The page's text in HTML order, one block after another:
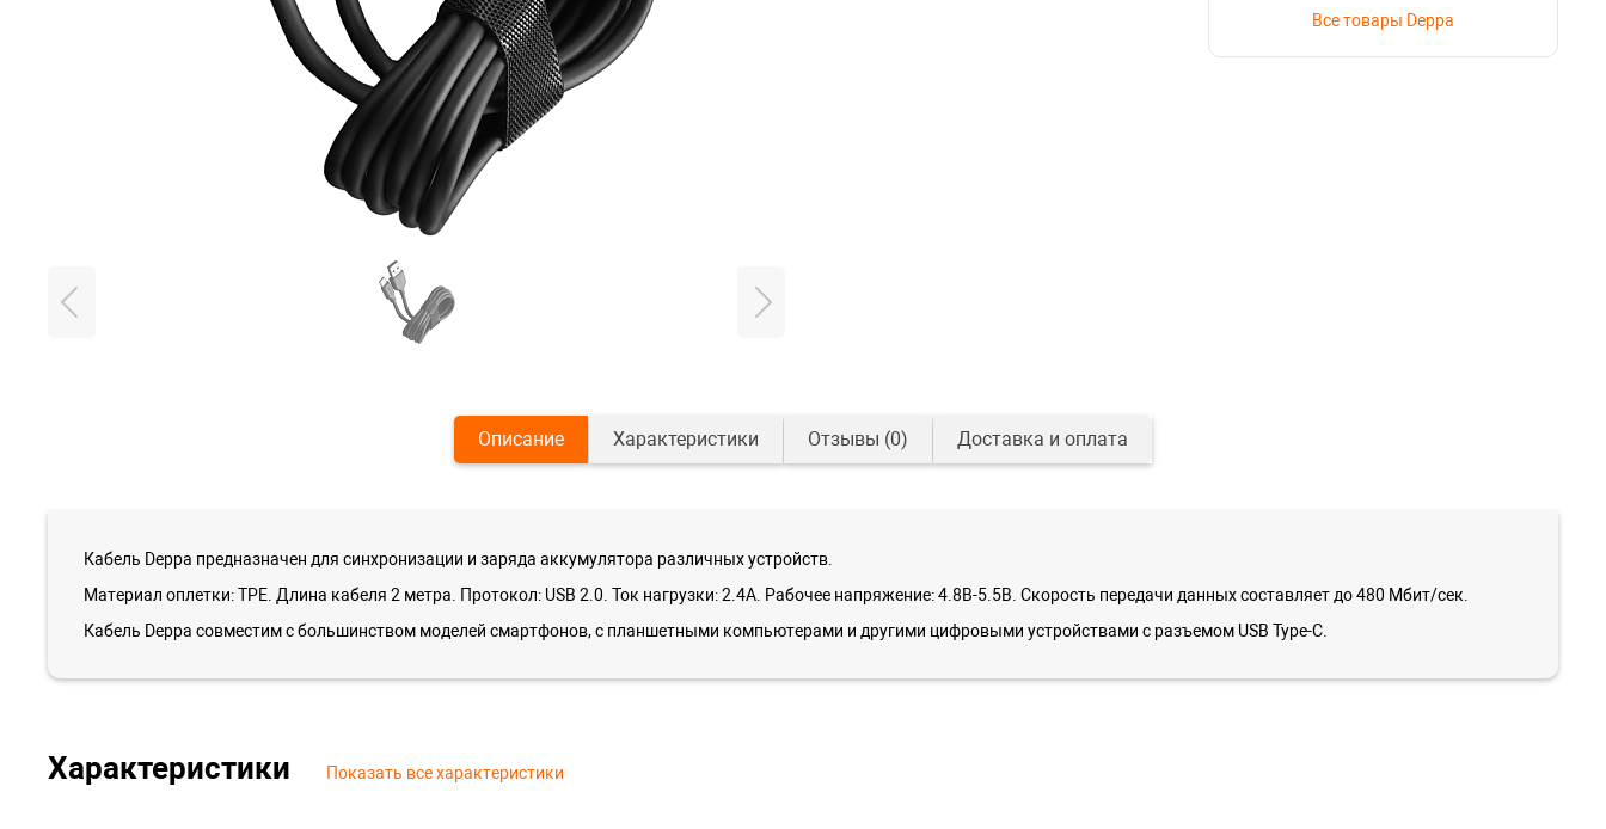
Все товары Deppa
Описание Характеристики Отзывы (0) Доставка и оплата
Кабель Deppa предназначен для синхронизации и заряда аккумулятора различных устройств.
Материал оплетки: TPE. Длина кабеля 2 метра. Протокол: USB 2.0. Ток нагрузки: 2.4A. Рабочее напряжение: 4.8В-5.5В. Скорость передачи данных составляет до 480 Мбит/сек.
Кабель Deppa совместим с большинством моделей смартфонов, с планшетными компьютерами и другими цифровыми устройствами с разъемом USB Type-C.
Характеристики Показать все характеристики